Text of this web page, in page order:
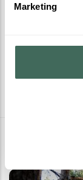
Marketing